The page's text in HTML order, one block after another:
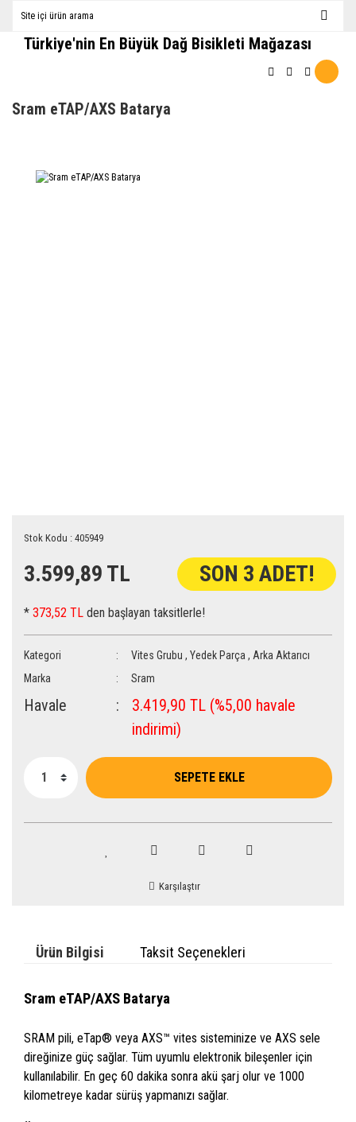
Türkiye'nin En Büyük Dağ Bisikleti Mağazası
Sram eTAP/AXS Batarya
Stok Kodu : 405949
3.599,89 TL SON 3 ADET!
* 373,52 TL den başlayan taksitlerle!
Kategori Vites Grubu ,Yedek Parça , Arka Aktarıcı
Marka
Sram
Havale
3.419,90 TL (%5,00 havale
indirimi)
SEPETE EKLE
Karşılaştır
Ürün Bilgisi Taksit Seçenekleri
Sram eTAP/AXS Batarya
SRAM pili, eTap® veya AXS™ vites sisteminize ve AXS sele
direğinize güç sağlar. Tüm uyumlu elektronik bileşenler için
kullanılabilir. En geç 60 dakika sonra akü şarj olur ve 1000
kilometreye kadar sürüş yapmanızı sağlar.